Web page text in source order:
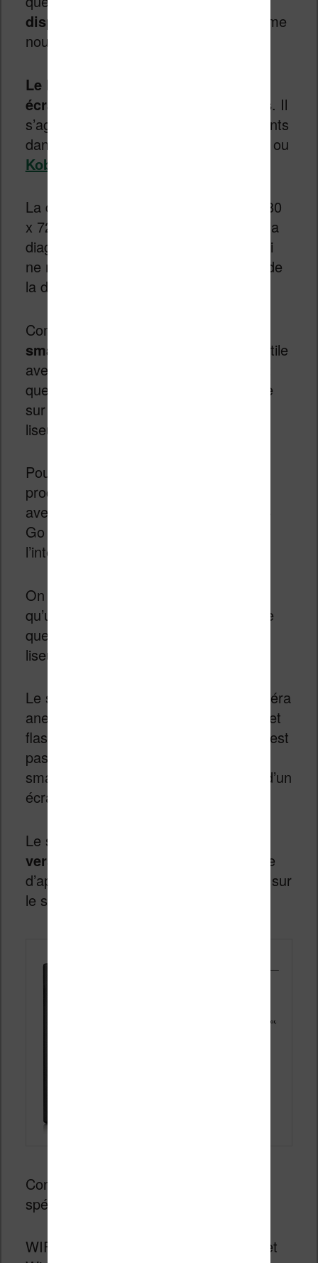
disponible
(enfin théoriquement, comme
nous le verrons par la suite…).
Le Kingrow K1 possède un unique
écran E Ink Carta HD de 5.17 pouces. Il
s’agit d’un écran similaire à ceux présents
dans les dernières
ou
Kobo Clara HD
La différence vient de la résolution (1280
x 720 pixels pour le Kingrow K1) et de la
diagonale réduite à 5.17 pouces, ce qui
ne manquera pas de réveiller les fans de
la défunte liseuse
Comme
smartphone
, on retrouve un écran tactile
avec éclairage. Rien que l’éclairage est
quelque chose qui n’existait pas encore
sur les smartphones avec écran de
liseuse !
Pour propulser le tout, c’est un
processeur MTK6763 2Ghz octa-core
avec 2 Go de mémoire vive RAM et 16
Go de stockage que l’on retrouvera à
l’intérieur de la bête.
On retrouve des hauts-parleurs ainsi
qu’un port USB-C plus moderne que ce
que l’on a l’habitude de voir sur les
liseuses actuelles.
Le smartphone propose enfin une caméra
anecdotique de 8 MP avec auto-focus et
flash LED. Mais, on se doute que ce n’est
pas l’usage qui sera privilégié pour ce
smartphone en raison de la présence d’un
écran noir et blanc.
Le système embarqué est
version 8.1
ce qui va permettre l’usage
d’applications récentes et nombreuses sur
le smartphone / liseuse.
Concernant la partie réseau voici les
spécifications :
WIFI: 802.11a/b/g/n/ac wireless internet